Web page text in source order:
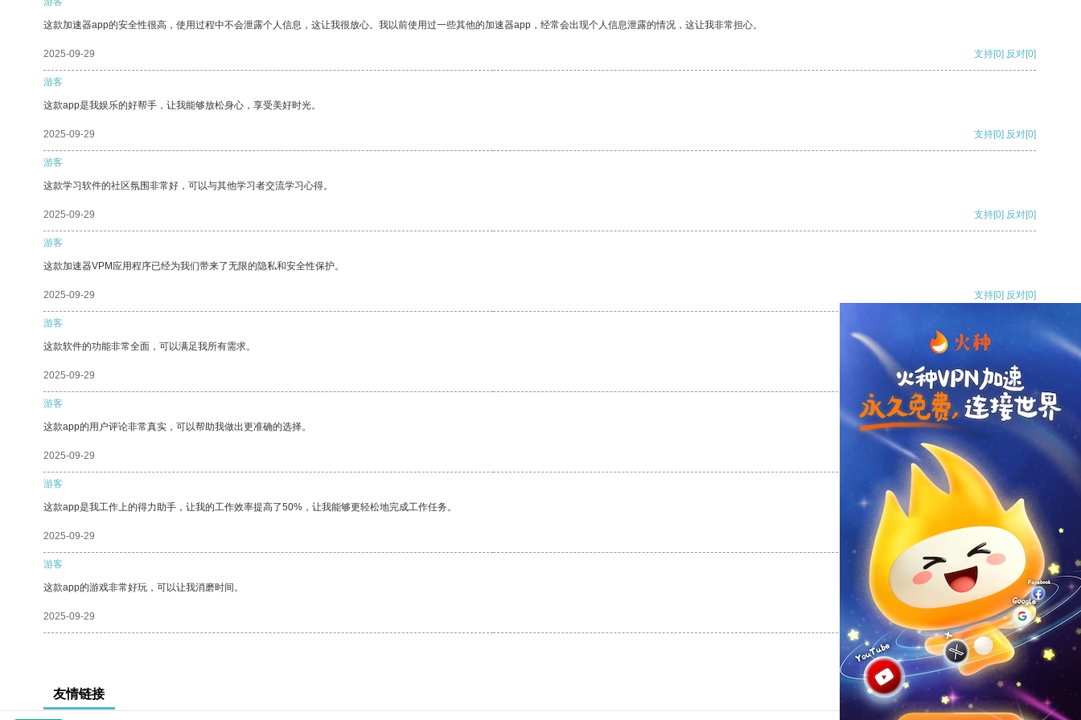
这款加速器app的安全性很高，使用过程中不会泄露个人信息，这让我很放心。我以前使用过一些其他的加速器app，经常会出现个人信息泄露的情况，这让我非常担心。
2025-09-29 支持[0] 反对[0]
游客
这款app是我娱乐的好帮手，让我能够放松身心，享受美好时光。
2025-09-29 支持[0] 反对[0]
游客
这款学习软件的社区氛围非常好，可以与其他学习者交流学习心得。
2025-09-29 支持[0] 反对[0]
游客
这款加速器VPM应用程序已经为我们带来了无限的隐私和安全性保护。
2025-09-29 支持[0] 反对[0]
游客
这款软件的功能非常全面，可以满足我所有需求。
2025-09-29 支持[0] 反对
游客
这款app的用户评论非常真实，可以帮助我做出更准确的选择。
2025-09-29 支持
游客
这款app是我工作上的得力助手，让我的工作效率提高了50%，让我能够更轻松地完成工作任务。
2025-09-29 反对 [0]
游客
这款app的游戏非常好玩，可以让我消磨时间。
2025-09-29 支持[0] 反对[0]
友情链接